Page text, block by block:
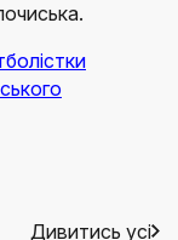
Дивитись усі